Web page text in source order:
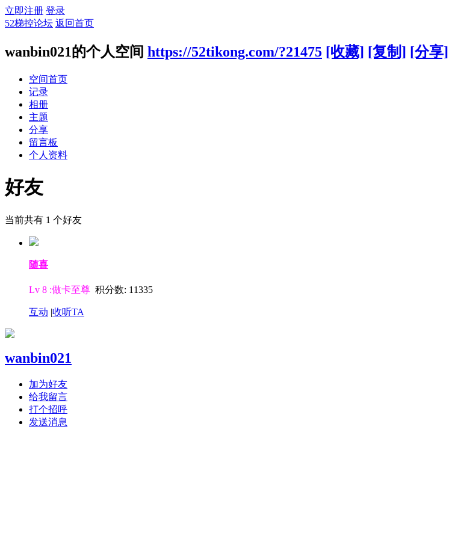
立即注册 登录
52梯控论坛 返回首页
wanbin021的个人空间 https://52tikong.com/?21475 [收藏] [复制] [分享]
空间首页
记录
相册
主题
分享
留言板
个人资料
好友
当前共有 1 个好友
随喜
Lv 8 :做卡至尊 积分数: 11335
互动 |收听TA
wanbin021
加为好友
给我留言
打个招呼
发送消息